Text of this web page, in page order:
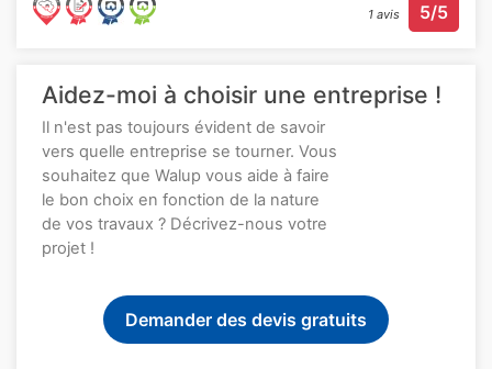
1 avis 5/5
Aidez-moi à choisir une entreprise !
Il n'est pas toujours évident de savoir
vers quelle entreprise se tourner. Vous
souhaitez que Walup vous aide à faire
le bon choix en fonction de la nature
de vos travaux ? Décrivez-nous votre
projet !
Demander des devis gratuits